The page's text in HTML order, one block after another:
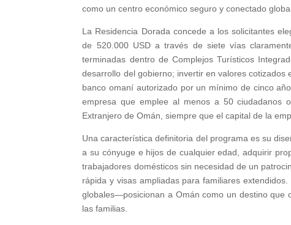
como un centro económico seguro y conectado
La Residencia Dorada concede a los solicitantes
de 520.000 USD a través de siete vías
terminadas dentro de Complejos Turísticos
desarrollo del gobierno; invertir en valores
banco omaní autorizado por un mínimo de cinco
empresa que emplee al menos a 50 ciudadanos
Extranjero de Omán, siempre que el capital de la
Una característica definitoria del programa es su
a su cónyuge e hijos de cualquier edad, adquirir
trabajadores domésticos sin necesidad de un
rápida y visas ampliadas para familiares
globales—posicionan a Omán como un destino que
las familias.